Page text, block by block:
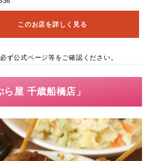
このお店を詳しく見る
ず公式ページ等をご確認ください。
屋 千歳船橋店」